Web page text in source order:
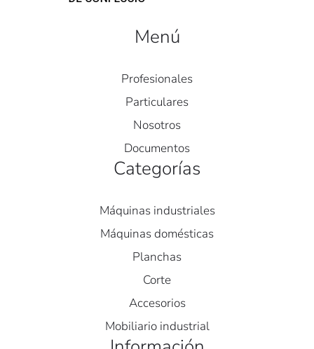
Menú
Profesionales
Particulares
Nosotros
Documentos
Categorías
Máquinas industriales
Máquinas domésticas
Planchas
Corte
Accesorios
Mobiliario industrial